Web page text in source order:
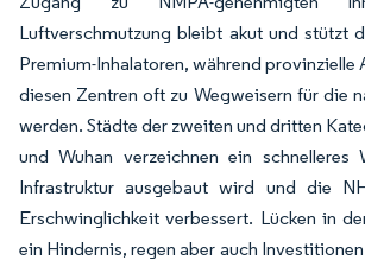
Luftverschmutzung bleibt akut und stützt
Premium-Inhalatoren, während provinzielle
diesen Zentren oft zu Wegweisern für die
werden. Städte der zweiten und dritten
und Wuhan verzeichnen ein schnelleres
Infrastruktur ausgebaut wird und die
Erschwinglichkeit verbessert. Lücken in
ein Hindernis, regen aber auch